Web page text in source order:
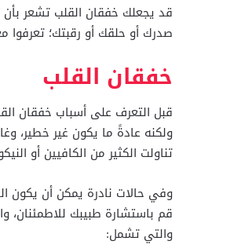
قد يجعلك خفقان القلب تشعر
صدرك أو حلقك أو رقبتك؛ تعرفوا
خفقان القلب
قبل التعرف على أسباب خفقان
ولكنه عادةً ما يكون غير خطير،
تناولت الكثير من الكافيين أو
وفي حالات نادرة يمكن أن يكون
قم باستشارة طبيبك للاطمئنان،
والتي تشمل: